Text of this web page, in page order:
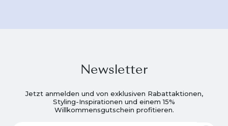
Newsletter
Jetzt anmelden und von exklusiven Rabattaktionen,
Styling-Inspirationen und einem 15%
Willkommensgutschein profitieren.